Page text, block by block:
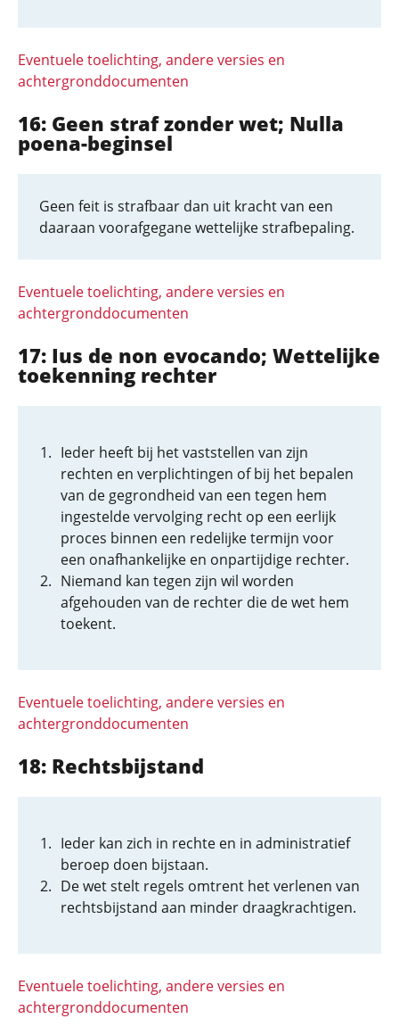
Eventuele toelichting, andere versies en
achtergronddocumenten
16: Geen straf zonder wet; Nulla
poena-beginsel
Geen feit is strafbaar dan uit kracht van een
daaraan voorafgegane wettelijke strafbepaling.
Eventuele toelichting, andere versies en
achtergronddocumenten
17: Ius de non evocando; Wettelijke
toekenning rechter
Ieder heeft bij het vaststellen van zijn
rechten en verplichtingen of bij het bepalen
van de gegrondheid van een tegen hem
ingestelde vervolging recht op een eerlijk
proces binnen een redelijke termijn voor
een onafhankelijke en onpartijdige rechter.
Niemand kan tegen zijn wil worden
afgehouden van de rechter die de wet hem
toekent.
Eventuele toelichting, andere versies en
achtergronddocumenten
18: Rechtsbijstand
Ieder kan zich in rechte en in administratief
beroep doen bijstaan.
De wet stelt regels omtrent het verlenen van
rechtsbijstand aan minder draagkrachtigen.
Eventuele toelichting, andere versies en
achtergronddocumenten